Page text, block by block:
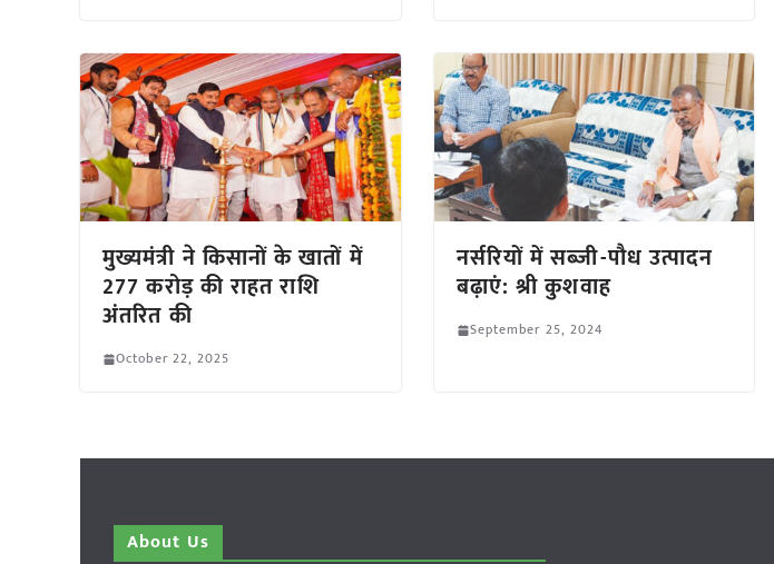
मुख्यमंत्री ने किसानों के खातों में
277 करोड़ की राहत राशि
अंतरित की
October 22, 2025
नर्सरियों में सब्जी-पौध उत्पादन
बढ़ाएं: श्री कुशवाह
September 25, 2024
About Us